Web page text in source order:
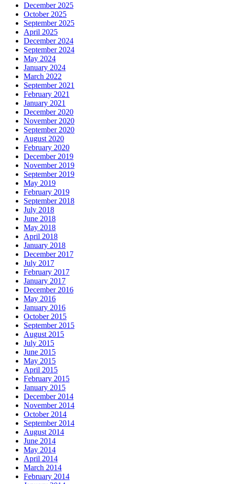
December 2025
October 2025
September 2025
April 2025
December 2024
September 2024
May 2024
January 2024
March 2022
September 2021
February 2021
January 2021
December 2020
November 2020
September 2020
August 2020
February 2020
December 2019
November 2019
September 2019
May 2019
February 2019
September 2018
July 2018
June 2018
May 2018
April 2018
January 2018
December 2017
July 2017
February 2017
January 2017
December 2016
May 2016
January 2016
October 2015
September 2015
August 2015
July 2015
June 2015
May 2015
April 2015
February 2015
January 2015
December 2014
November 2014
October 2014
September 2014
August 2014
June 2014
May 2014
April 2014
March 2014
February 2014